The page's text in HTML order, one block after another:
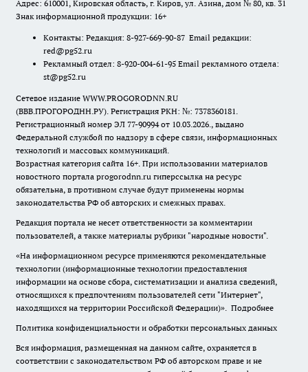
Адрес: 610001, Кировская область, г. Киров, ул. Азина, дом № 80, кв. 31
Знак информационной продукции: 16+
Контакты: Редакция: 8-927-669-90-87 Email редакции:
red@pg52.ru
Рекламный отдел: 8-920-004-61-95 Email рекламного отдела:
st@pg52.ru
Сетевое издание WWW.PROGORODNN.RU
(ВВВ.ПРОГОРОДНН.РУ). Регистрация РКН: №: 7378360181.
Регистрационный номер ЭЛ 77-90994 от 10.03.2026., выдано
Федеральной службой по надзору в сфере связи, информационных
технологий и массовых коммуникаций.
Возрастная категория сайта 16+. При использовании материалов
новостного портала progorodnn.ru гиперссылка на ресурс
обязательна, в противном случае будут применены нормы
законодательства РФ об авторских и смежных правах.
Редакция портала не несет ответственности за комментарии
пользователей, а также материалы рубрики "народные новости".
«На информационном ресурсе применяются рекомендательные
технологии (информационные технологии предоставления
информации на основе сбора, систематизации и анализа сведений,
относящихся к предпочтениям пользователей сети "Интернет",
находящихся на территории Российской Федерации)». Подробнее
Политика конфиденциальности и обработки персональных данных
Вся информация, размещенная на данном сайте, охраняется в
соответствии с законодательством РФ об авторском праве и не